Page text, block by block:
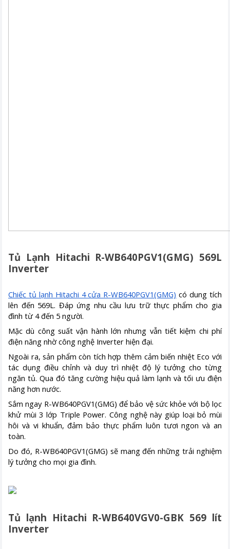
Tủ Lạnh Hitachi R-WB640PGV1(GMG) 569L
Inverter
Chiếc tủ lạnh Hitachi 4 cửa R-WB640PGV1(GMG) có dung tích
lên đến 569L. Đáp ứng nhu cầu lưu trữ thực phẩm cho gia
đình từ 4 đến 5 người.
Mặc dù công suất vận hành lớn nhưng vẫn tiết kiệm chi phí
điện năng nhờ công nghệ Inverter hiện đại.
Ngoài ra, sản phẩm còn tích hợp thêm cảm biến nhiệt Eco với
tác dụng điều chỉnh và duy trì nhiệt độ lý tưởng cho từng
ngăn tủ. Qua đó tăng cường hiệu quả làm lạnh và tối ưu điện
năng hơn nước.
Sắm ngay R-WB640PGV1(GMG) để bảo vệ sức khỏe với bộ lọc
khử mùi 3 lớp Triple Power. Công nghệ này giúp loại bỏ mùi
hôi và vi khuẩn, đảm bảo thực phẩm luôn tươi ngon và an
toàn.
Do đó, R-WB640PGV1(GMG) sẽ mang đến những trải nghiệm
lý tưởng cho mọi gia đình.
Tủ lạnh Hitachi R-WB640VGV0-GBK 569 lít
Inverter